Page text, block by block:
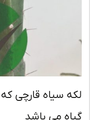
سیاه قارچی که
می باشد